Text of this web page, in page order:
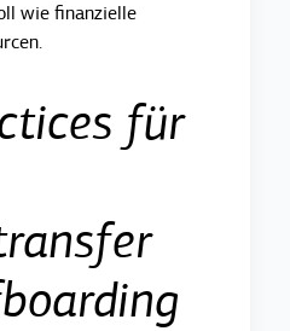
wie finanzielle
für